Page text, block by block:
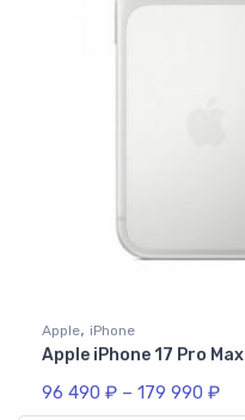
Apple, iPhone
Apple iPhone 17 Pro Max
96 490 ₽ – 179 990 ₽